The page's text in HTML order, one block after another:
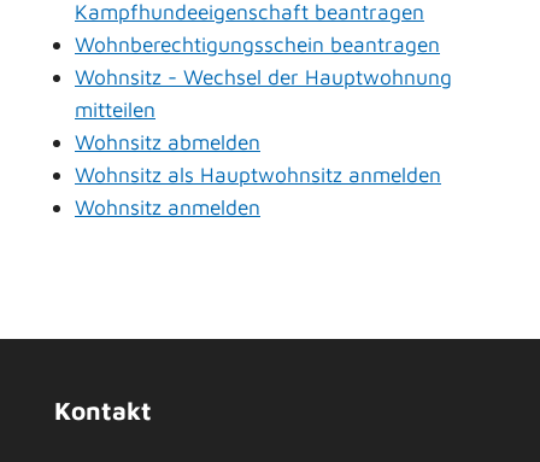
Kampfhundeeigenschaft beantragen
Wohnberechtigungsschein beantragen
Wohnsitz - Wechsel der Hauptwohnung
mitteilen
Wohnsitz abmelden
Wohnsitz als Hauptwohnsitz anmelden
Wohnsitz anmelden
Kontakt